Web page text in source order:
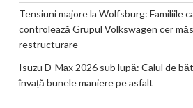
Tensiuni majore la Wolfsburg: Familiile
controlează Grupul Volkswagen cer
restructurare
Isuzu D-Max 2026 sub lupă: Calul de
învață bunele maniere pe asfalt